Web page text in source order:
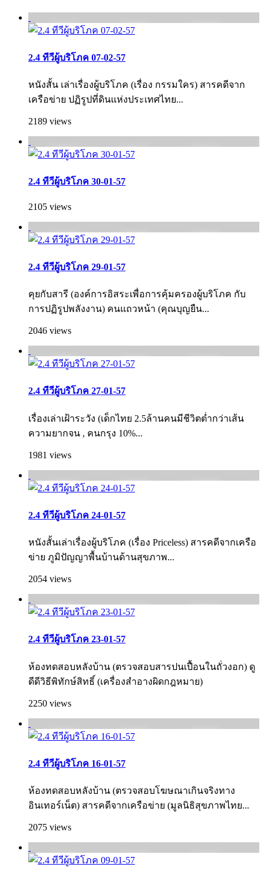
2.4 ทีวีผู้บริโภค 07-02-57
หนังสั้น เล่าเรื่องผู้บริโภค (เรื่อง กรรมใคร) สารคดีจาก
เครือข่าย ปฏิรูปที่ดินแห่งประเทศไทย...
2189 views
2.4 ทีวีผู้บริโภค 30-01-57
2105 views
2.4 ทีวีผู้บริโภค 29-01-57
คุยกับสารี (องค์การอิสระเพื่อการคุ้มครองผู้บริโภค กั­บ
การปฏิรูปพลังงาน) คนแถวหน้า (คุณบุญยืน...
2046 views
2.4 ทีวีผู้บริโภค 27-01-57
เรื่องเล่าเฝ้าระวัง (เด็กไทย 2.5ล้านคนมีชีวิตต่ำกว่าเส้น
ความยากจน , คนกรุง 10%...
1981 views
2.4 ทีวีผู้บริโภค 24-01-57
หนังสั้นเล่าเรื่องผู้บริโภค (เรื่อง Priceless) สารคดีจากเครือ
ข่าย ภูมิปัญญาพื้นบ้านด้านสุขภาพ...
2054 views
2.4 ทีวีผู้บริโภค 23-01-57
ห้องทดสอบหลังบ้าน (ตรวจสอบสารปนเปื้อนในถั่วงอก) ดู
ดีดีวิธีพิทักษ์สิทธิ์ (เครื่องสำอางผิดกฎหมาย)
2250 views
2.4 ทีวีผู้บริโภค 16-01-57
ห้องทดสอบหลังบ้าน (ตรวจสอบโฆษณาเกินจริงทาง
อินเทอร์เน็ต) สารคดีจากเครือข่าย (มูลนิธิสุขภาพไทย...
2075 views